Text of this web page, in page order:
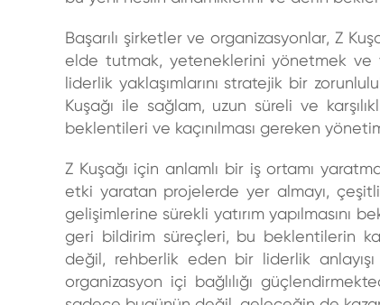
Başarılı şirketler ve organizasyonlar, Z
elde tutmak, yeteneklerini yönetmek ve
liderlik yaklaşımlarını stratejik bir
Kuşağı ile sağlam, uzun süreli ve
beklentileri ve kaçınılması gereken
Z Kuşağı için anlamlı bir iş ortamı
etki yaratan projelerde yer almayı,
gelişimlerine sürekli yatırım yapılmasını
geri bildirim süreçleri, bu beklentilerin
değil, rehberlik eden bir liderlik
organizasyon içi bağlılığı